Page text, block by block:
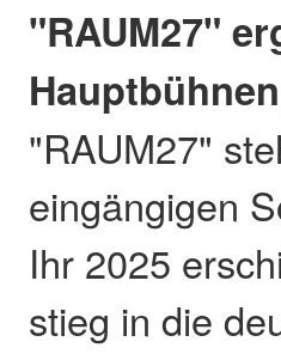
"RAUM27"
"RAUM27"
eingängigen
Ihr 2025
stieg in die